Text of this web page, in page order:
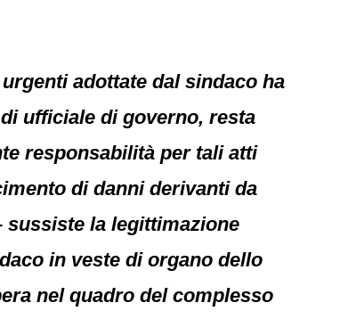
adottate dal sindaco ha
ufficiale di governo, resta
responsabilità per tali atti
di danni derivanti da
sussiste la legittimazione
in veste di organo dello
nel quadro del complesso